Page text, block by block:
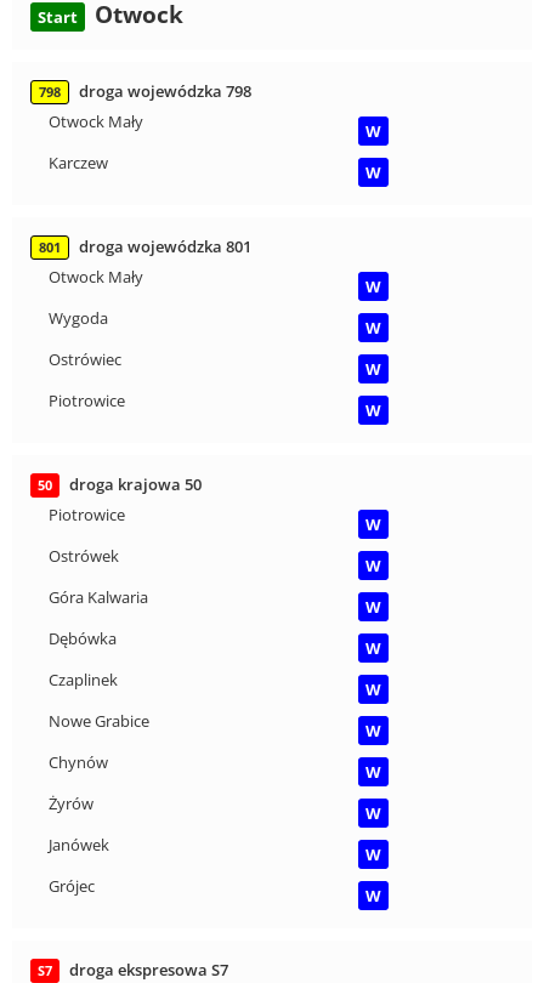
Start Otwock
798
droga wojewódzka 798
Otwock Mały
W
Karczew
W
801
droga wojewódzka 801
Otwock Mały
W
Wygoda
W
Ostrówiec
W
Piotrowice
W
50
droga krajowa 50
Piotrowice
W
Ostrówek
W
Góra Kalwaria
W
Dębówka
W
Czaplinek
W
Nowe Grabice
W
Chynów
W
Żyrów
W
Janówek
W
Grójec
W
S7
droga ekspresowa S7